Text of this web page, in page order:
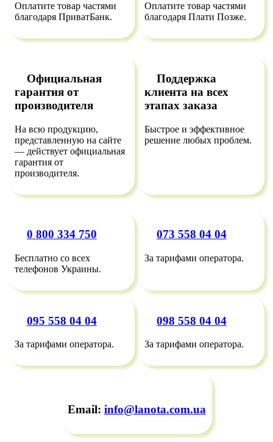
Оплатите товар частями
благодаря ПриватБанк.
Оплатите товар частями
благодаря Плати Позже.
Официальная
гарантия от
производителя
На всю продукцию,
представленную на сайте
— действует официальная
гарантия от
производителя.
Поддержка
клиента на всех
этапах заказа
Быстрое и эффективное
решение любых проблем.
0 800 334 750
Бесплатно со всех
телефонов Украины.
073 558 04 04
За тарифами оператора.
095 558 04 04
За тарифами оператора.
098 558 04 04
За тарифами оператора.
Email: info@lanota.com.ua